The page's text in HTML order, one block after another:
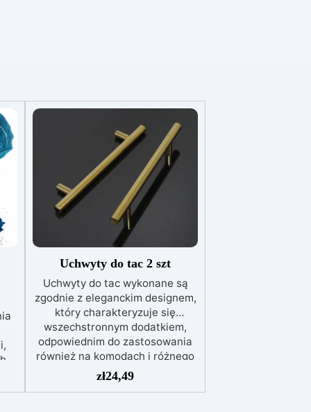
Uchwyty do tac 2 szt
Uchwyty do tac wykonane są
zgodnie z eleganckim designem,
który charakteryzuje się
wszechstronnym dodatkiem,
odpowiednim do zastosowania
również na komodach i różnego
rodzaju meblach. Wymiary: 150
mm x 30 mm x gł. 10 mm Kolor:
zł24,49